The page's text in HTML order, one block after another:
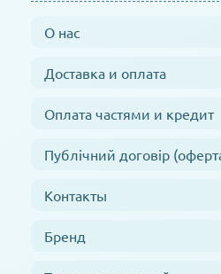
О нас
Доставка и оплата
Оплата частями и кредит
Публічний договір
Контакты
Бренд